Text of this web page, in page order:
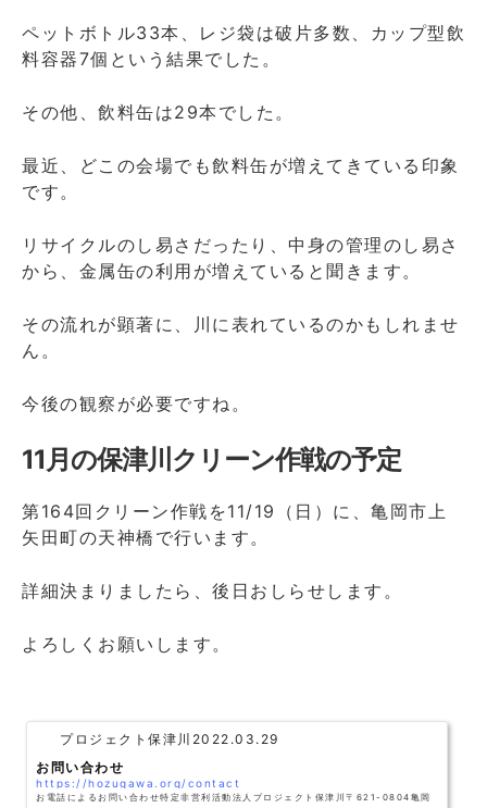
ペットボトル33本、レジ袋は破片多数、カップ型飲
料容器7個という結果でした。
その他、飲料缶は29本でした。
最近、どこの会場でも飲料缶が増えてきている印象
です。
リサイクルのし易さだったり、中身の管理のし易さ
から、金属缶の利用が増えていると聞きます。
その流れが顕著に、川に表れているのかもしれませ
ん。
今後の観察が必要ですね。
11月の保津川クリーン作戦の予定
第164回クリーン作戦を11/19（日）に、亀岡市上
矢田町の天神橋で行います。
詳細決まりましたら、後日おしらせします。
よろしくお願いします。
プロジェクト保津川 2022.03.29
お問い合わせ
https://hozugawa.org/contact
お電話によるお問い合わせ特定非営利活動法人プロジェクト保津川〒621-0804亀岡